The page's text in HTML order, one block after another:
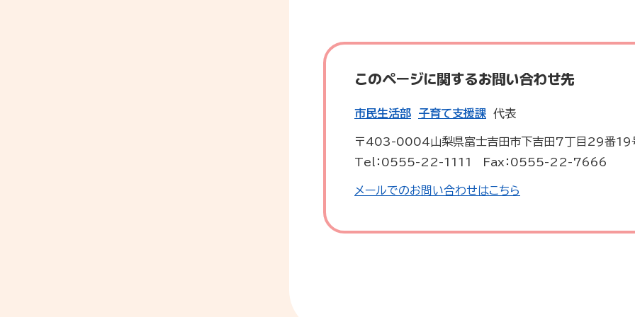
このページに関するお問い合わせ先
市民生活部 子育て支援課 代表
〒403-0004山梨県富士吉田市下吉田7丁目29番19
Tel：0555-22-1111
Fax：0555-22-7666
メールでのお問い合わせはこちら